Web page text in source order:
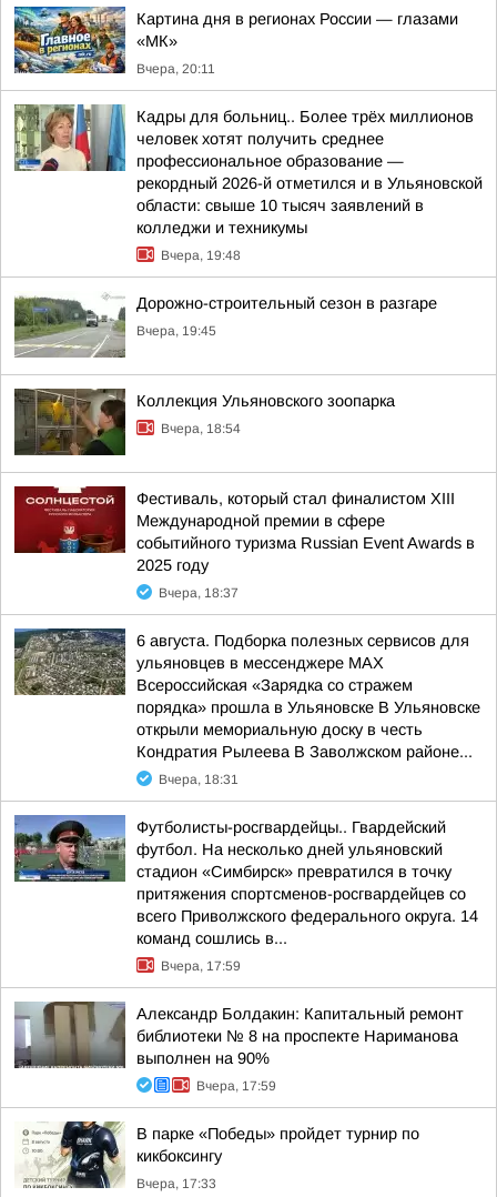
Картина дня в регионах России — глазами
«МК»
Вчера, 20:11
Кадры для больниц.. Более трёх миллионов
человек хотят получить среднее
профессиональное образование —
рекордный 2026-й отметился и в Ульяновской
области: свыше 10 тысяч заявлений в
колледжи и техникумы
Вчера, 19:48
Дорожно-строительный сезон в разгаре
Вчера, 19:45
Коллекция Ульяновского зоопарка
Вчера, 18:54
Фестиваль, который стал финалистом ХIII
Международной премии в сфере
событийного туризма Russian Event Awards в
2025 году
Вчера, 18:37
6 августа. Подборка полезных сервисов для
ульяновцев в мессенджере MAX
Всероссийская «Зарядка со стражем
порядка» прошла в Ульяновске В Ульяновске
открыли мемориальную доску в честь
Кондратия Рылеева В Заволжском районе...
Вчера, 18:31
Футболисты-росгвардейцы.. Гвардейский
футбол. На несколько дней ульяновский
стадион «Симбирск» превратился в точку
притяжения спортсменов-росгвардейцев со
всего Приволжского федерального округа. 14
команд сошлись в...
Вчера, 17:59
Александр Болдакин: Капитальный ремонт
библиотеки № 8 на проспекте Нариманова
выполнен на 90%
Вчера, 17:59
В парке «Победы» пройдет турнир по
кикбоксингу
Вчера, 17:33